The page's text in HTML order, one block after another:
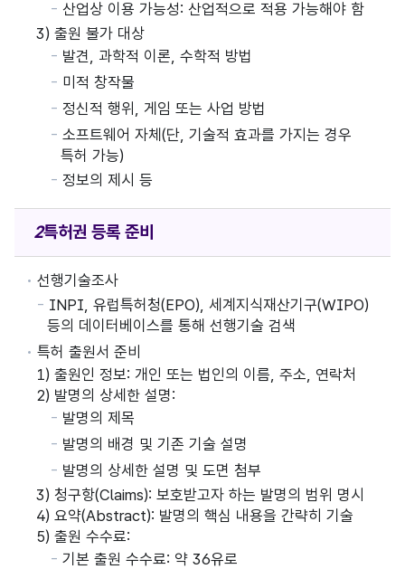
산업상 이용 가능성: 산업적으로 적용 가능해야 함
3) 출원 불가 대상
발견, 과학적 이론, 수학적 방법
미적 창작물
정신적 행위, 게임 또는 사업 방법
소프트웨어 자체(단, 기술적 효과를 가지는 경우
특허 가능)
정보의 제시 등
특허권 등록 준비
선행기술조사
INPI, 유럽특허청(EPO), 세계지식재산기구(WIPO)
등의 데이터베이스를 통해 선행기술 검색
특허 출원서 준비
1) 출원인 정보: 개인 또는 법인의 이름, 주소, 연락처
2) 발명의 상세한 설명:
발명의 제목
발명의 배경 및 기존 기술 설명
발명의 상세한 설명 및 도면 첨부
3) 청구항(Claims): 보호받고자 하는 발명의 범위 명시
4) 요약(Abstract): 발명의 핵심 내용을 간략히 기술
5) 출원 수수료:
기본 출원 수수료: 약 36유로